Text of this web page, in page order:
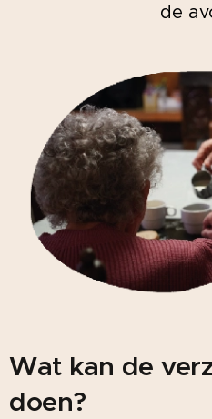
de
Wat kan de
doen?